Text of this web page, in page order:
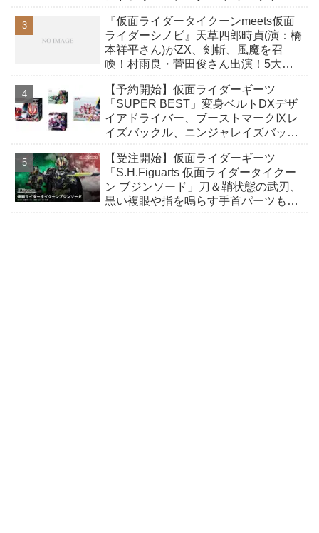
『仮面ライダータイクーンmeets仮面
ライダーシノビ』天草四郎時貞(演：橋
本祥平さん)がZX、剣斬、風魔を召
喚！村雨良・菅田俊さん出演！5大忍
【予約開始】仮面ライダーギーツ
「SUPER BEST」変身ベルトDXデザ
イアドライバー、ブーストマークⅨレ
イズバックル、ニンジャレイズバック
ックルホルダーが8/8発売！
【受注開始】仮面ライダーギーツ
「S.H.Figuarts 仮面ライダータイクー
ン ブジンソード」刀＆鞘状態の武刃、
黒い複眼や指を鳴らす手首パーツも付